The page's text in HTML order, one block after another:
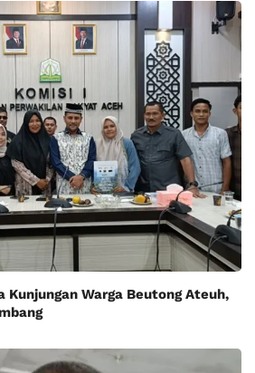
Kunjungan Warga Beutong Ateuh,